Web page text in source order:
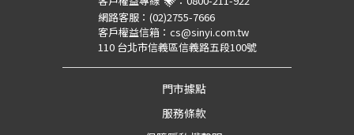
網路客服： (02)2755-7666
客戶權益信箱： cs@sinyi.com.tw
110 台北市信義區信義路五段100號
門市據點
服務條款